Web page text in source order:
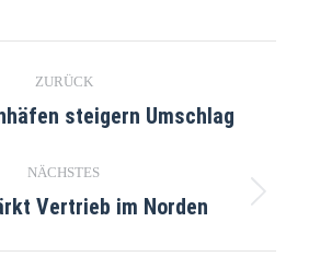
ZURÜCK
steigern Umschlag
NÄCHSTES
Vertrieb im Norden